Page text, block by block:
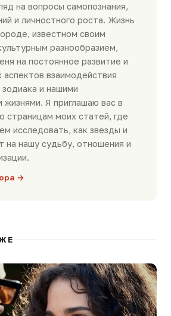
на вопросы самопознания,
и личностного роста. Жизнь
известном своим
разнообразием,
на постоянное развитие и
аспектов взаимодействия
и нашими
жизнями. Я приглашаю вас в
страницам моих статей, где
исследовать, как звезды и
на нашу судьбу, отношения и
→